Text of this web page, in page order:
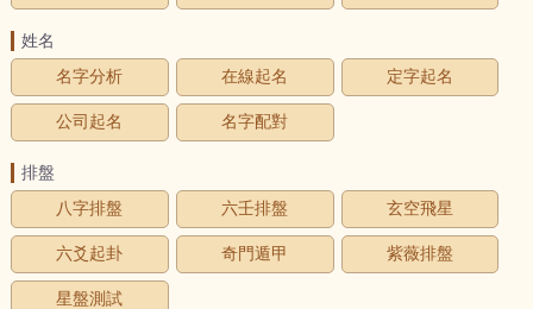
姓名
名字分析
在線起名 定字起名
公司起名 名字配對
排盤
八字排盤
六壬排盤 玄空飛星
六爻起卦 奇門遁甲 紫薇排盤
星盤測試